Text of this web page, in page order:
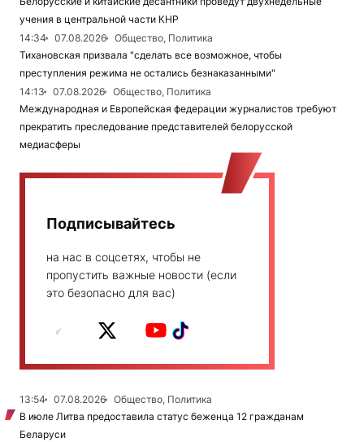
учения в центральной части КНР
14:34
07.08.2026
Общество, Политика
Тихановская призвала "сделать все возможное, чтобы
преступления режима не остались безнаказанными"
14:13
07.08.2026
Общество, Политика
Международная и Европейская федерации журналистов требуют
прекратить преследование представителей белорусской
медиасферы
Подписывайтесь
на нас в соцсетях, чтобы не
пропустить важные новости (если
это безопасно для вас)
13:54 07.08.2026
Общество, Политика
В июле Литва предоставила статус беженца 12 гражданам
Беларуси